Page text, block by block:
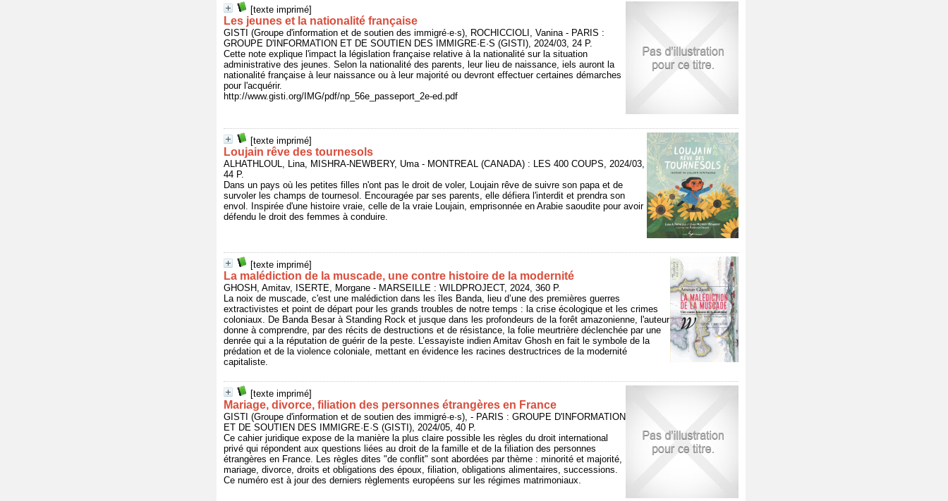
[texte imprimé]
Les jeunes et la nationalité française
GISTI (Groupe d'information et de soutien des immigré·e·s), ROCHICCIOLI, Vanina - PARIS :
GROUPE D'INFORMATION ET DE SOUTIEN DES IMMIGRE·E·S (GISTI), 2024/03, 24 P.
Cette note explique l'impact la législation française relative à la nationalité sur la situation
administrative des jeunes. Selon la nationalité des parents, leur lieu de naissance, iels auront la
nationalité française à leur naissance ou à leur majorité ou devront effectuer certaines démarches
pour l'acquérir.
http://www.gisti.org/IMG/pdf/np_56e_passeport_2e-ed.pdf
[texte imprimé]
Loujain rêve des tournesols
ALHATHLOUL, Lina, MISHRA-NEWBERY, Uma - MONTREAL (CANADA) : LES 400 COUPS, 2024/03,
44 P.
Dans un pays où les petites filles n'ont pas le droit de voler, Loujain rêve de suivre son papa et de
survoler les champs de tournesol. Encouragée par ses parents, elle défiera l'interdit et prendra son
envol. Inspirée d'une histoire vraie, celle de la vraie Loujain, emprisonnée en Arabie saoudite pour avoir
défendu le droit des femmes à conduire.
[texte imprimé]
La malédiction de la muscade, une contre histoire de la modernité
GHOSH, Amitav, ISERTE, Morgane - MARSEILLE : WILDPROJECT, 2024, 360 P.
La noix de muscade, c'est une malédiction dans les îles Banda, lieu d’une des premières guerres
extractivistes et point de départ pour les grands troubles de notre temps : la crise écologique et les crimes
coloniaux. De Banda Besar à Standing Rock et jusque dans les profondeurs de la forêt amazonienne, l'auteur
donne à comprendre, par des récits de destructions et de résistance, la folie meurtrière déclenchée par une
denrée qui a la réputation de guérir de la peste. L’essayiste indien Amitav Ghosh en fait le symbole de la
prédation et de la violence coloniale, mettant en évidence les racines destructrices de la modernité
capitaliste.
[texte imprimé]
Mariage, divorce, filiation des personnes étrangères en France
GISTI (Groupe d'information et de soutien des immigré·e·s), - PARIS : GROUPE D'INFORMATION
ET DE SOUTIEN DES IMMIGRE·E·S (GISTI), 2024/05, 40 P.
Ce cahier juridique expose de la manière la plus claire possible les règles du droit international
privé qui répondent aux questions liées au droit de la famille et de la filiation des personnes
étrangères en France. Les règles dites "de conflit" sont abordées par thème : minorité et majorité,
mariage, divorce, droits et obligations des époux, filiation, obligations alimentaires, successions.
Ce numéro est à jour des derniers règlements européens sur les régimes matrimoniaux.